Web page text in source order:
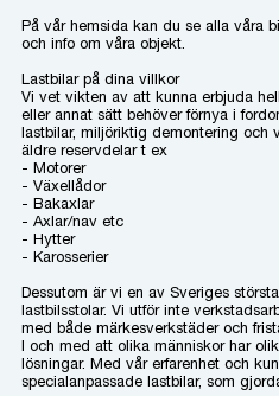
På vår hemsida kan du se alla våra
och info om våra objekt.
Lastbilar på dina villkor
Vi vet vikten av att kunna erbjuda
eller annat sätt behöver förnya i
lastbilar, miljöriktig demontering och
äldre reservdelar t ex
- Motorer
- Växellådor
- Bakaxlar
- Axlar/nav etc
- Hytter
- Karosserier
Dessutom är vi en av Sveriges
lastbilsstolar. Vi utför inte
med både märkesverkstäder och
I och med att olika människor har
lösningar. Med vår erfarenhet och
specialanpassade lastbilar, som